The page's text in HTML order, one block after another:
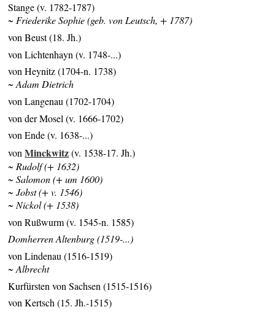
Stange (v. 1782-1787)
~ Friederike Sophie (geb. von Leutsch, + 1787)
von Beust (18. Jh.)
von Lichtenhayn (v. 1748-...)
von Heynitz (1704-n. 1738)
~ Adam Dietrich
von Langenau (1702-1704)
von der Mosel (v. 1666-1702)
von Ende (v. 1638-...)
vonMinckwitz(v. 1538-17. Jh.)
~ Rudolf (+ 1632)
~ Salomon (+ um 1600)
~ Jobst (+ v. 1546)
~ Nickol (+ 1538)
von Rußwurm (v. 1545-n. 1585)
Domherren Altenburg (1519-...)
von Lindenau (1516-1519)
~ Albrecht
Kurfürsten von Sachsen (1515-1516)
von Kertsch (15. Jh.-1515)